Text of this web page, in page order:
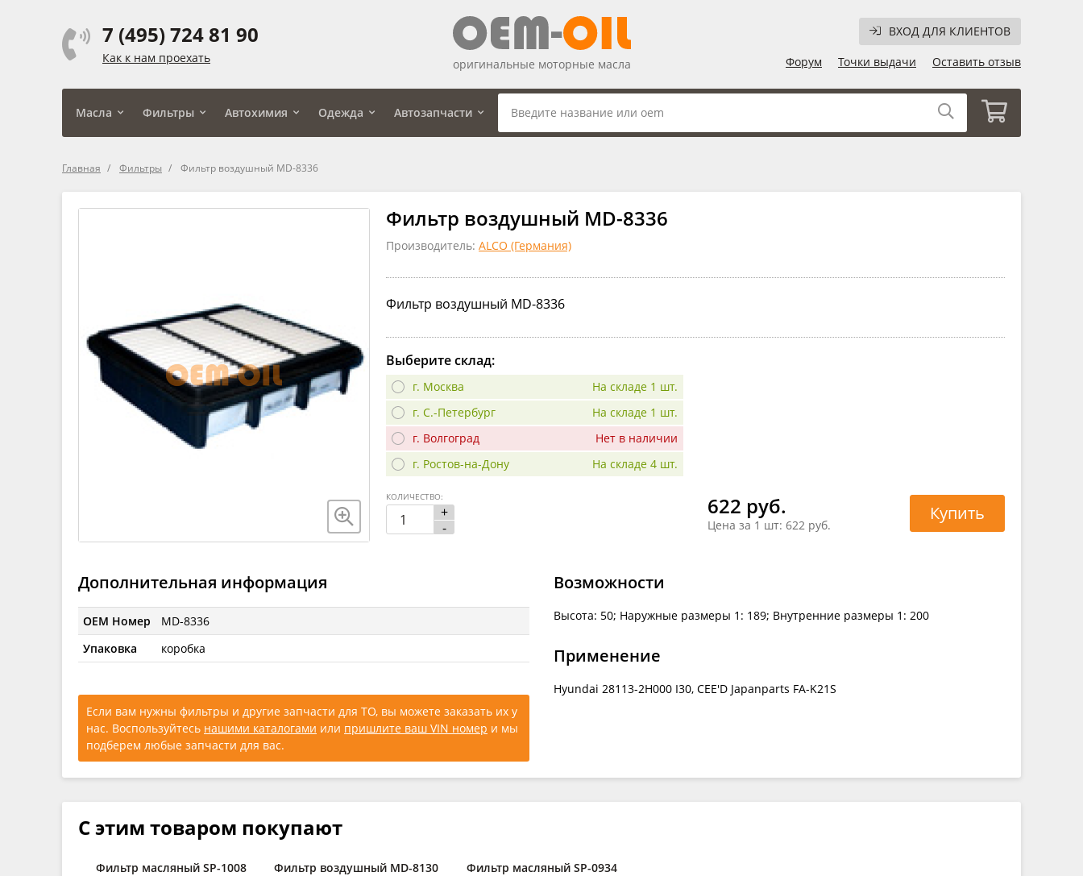
7 (495) 724 81 90
Как к нам проехать
ВХОД ДЛЯ КЛИЕНТОВ
Форум
Точки выдачи Оставить отзыв
оригинальные моторные масла
Масла Фильтры Автохимия Одежда Автозапчасти
Главная Фильтры Фильтр воздушный MD-8336
Фильтр воздушный MD-8336
Производитель: ALCO (Германия)
Фильтр воздушный MD-8336
Выберите склад:
г. Москва
На складе 1 шт.
г. С.-Петербург
На складе 1 шт.
г. Волгоград
Нет в наличии
г. Ростов-на-Дону
На складе 4 шт.
622 руб.
Цена за 1 шт: 622 руб.
+
-
КОЛИЧЕСТВО:
Купить
Дополнительная информация
OEM Номер
MD-8336
Упаковка
коробка
Если вам нужны фильтры и другие запчасти для ТО, вы можете заказать их у
нас. Воспользуйтесь нашими каталогами или пришлите ваш VIN номер и мы
подберем любые запчасти для вас.
Возможности
Высота: 50; Наружные размеры 1: 189; Внутренние размеры 1: 200
Применение
Hyundai 28113-2H000 I30, CEE'D Japanparts FA-K21S
С этим товаром покупают
Фильтр масляный SP-1008 Фильтр воздушный MD-8130 Фильтр масляный SP-0934